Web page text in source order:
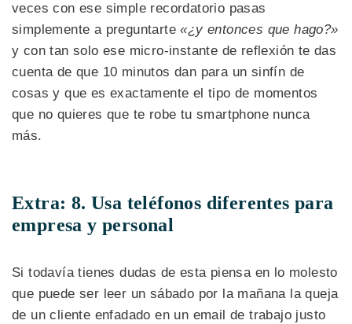
veces con ese simple recordatorio pasas
simplemente a preguntarte«¿y entonces que hago?»
y con tan solo ese micro-instante de reflexión te das
cuenta de que 10 minutos dan para un sinfín de
cosas y que es exactamente el tipo de momentos
que no quieres que te robe tu smartphone nunca
más.
Extra: 8. Usa teléfonos diferentes para
empresa y personal
Si todavía tienes dudas de esta piensa en lo molesto
que puede ser leer un sábado por la mañana la queja
de un cliente enfadado en un email de trabajo justo